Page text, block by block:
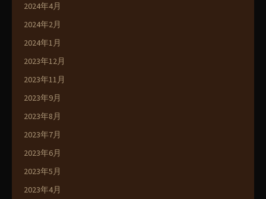
2024年4月
2024年2月
2024年1月
2023年12月
2023年11月
2023年9月
2023年8月
2023年7月
2023年6月
2023年5月
2023年4月